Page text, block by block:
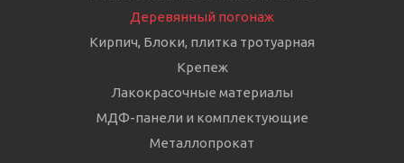
Деревянный погонаж
Кирпич, Блоки, плитка тротуарная
Крепеж
Лакокрасочные материалы
МДФ-панели и комплектующие
Металлопрокат